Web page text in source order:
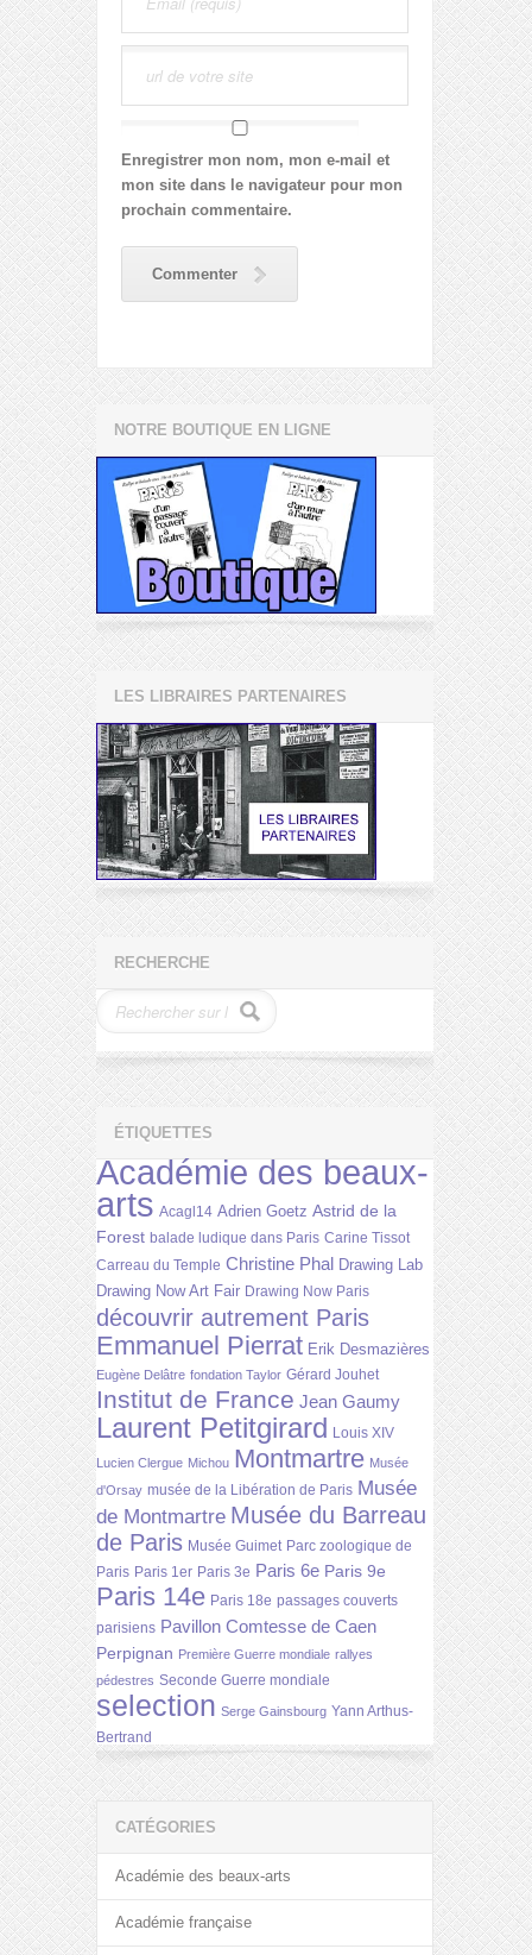
Enregistrer mon nom, mon e-mail et
mon site dans le navigateur pour mon
prochain commentaire.
Commenter
NOTRE BOUTIQUE EN LIGNE
LES LIBRAIRES PARTENAIRES
RECHERCHE
ÉTIQUETTES
Académie des beaux-
arts Acagl14 Adrien Goetz Astrid de la
Forest balade ludique dans Paris Carine Tissot
Carreau du Temple Christine Phal Drawing Lab
Drawing Now Art Fair Drawing Now Paris
découvrir autrement Paris
Emmanuel Pierrat Erik Desmazières
Eugène Delâtre fondation Taylor Gérard Jouhet
Institut de France Jean Gaumy
Laurent Petitgirard Louis XIV
Lucien Clergue Michou Montmartre Musée
d'Orsay musée de la Libération de Paris Musée
de Montmartre Musée du Barreau
de Paris Musée Guimet Parc zoologique de
Paris Paris 1er Paris 3e Paris 6e Paris 9e
Paris 14e Paris 18e passages couverts
parisiens Pavillon Comtesse de Caen
Perpignan Première Guerre mondiale rallyes
pédestres Seconde Guerre mondiale
selection Serge Gainsbourg Yann Arthus-
Bertrand
CATÉGORIES
Académie des beaux-arts
Académie française